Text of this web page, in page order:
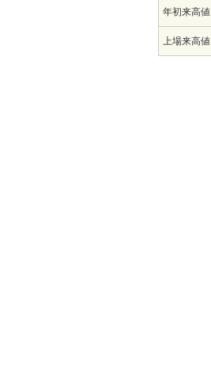
年初来高値
上場来高値